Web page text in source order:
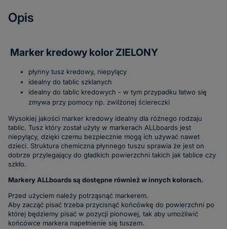
Opis
Marker kredowy kolor ZIELONY
płynny tusz kredowy, niepylący
idealny do tablic szklanych
idealny do tablic kredowych - w tym przypadku łatwo się
zmywa przy pomocy np. zwilżonej ściereczki
Wysokiej jakości marker kredowy idealny dla różnego rodzaju
tablic. Tusz który został użyty w markerach ALLboards jest
niepylący, dzięki czemu bezpiecznie mogą ich używać nawet
dzieci. Struktura chemiczna płynnego tuszu sprawia że jest on
dobrze przylegający do gładkich powierzchni takich jak tablice czy
szkło.
Markery ALLboards są dostępne również w innych kolorach.
Przed użyciem należy potrząsnąć markerem.
Aby zacząć pisać trzeba przycisnąć końcówkę do powierzchni po
której będziemy pisać w pozycji pionowej, tak aby umożliwić
końcówce markera napełnienie się tuszem.